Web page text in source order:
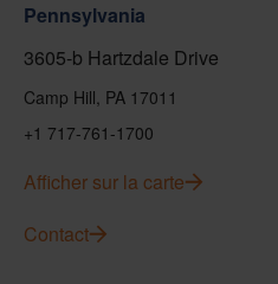
Pennsylvania
3605-b Hartzdale Drive
Camp Hill, PA 17011
+1 717-761-1700
Afficher sur la carte
Contact